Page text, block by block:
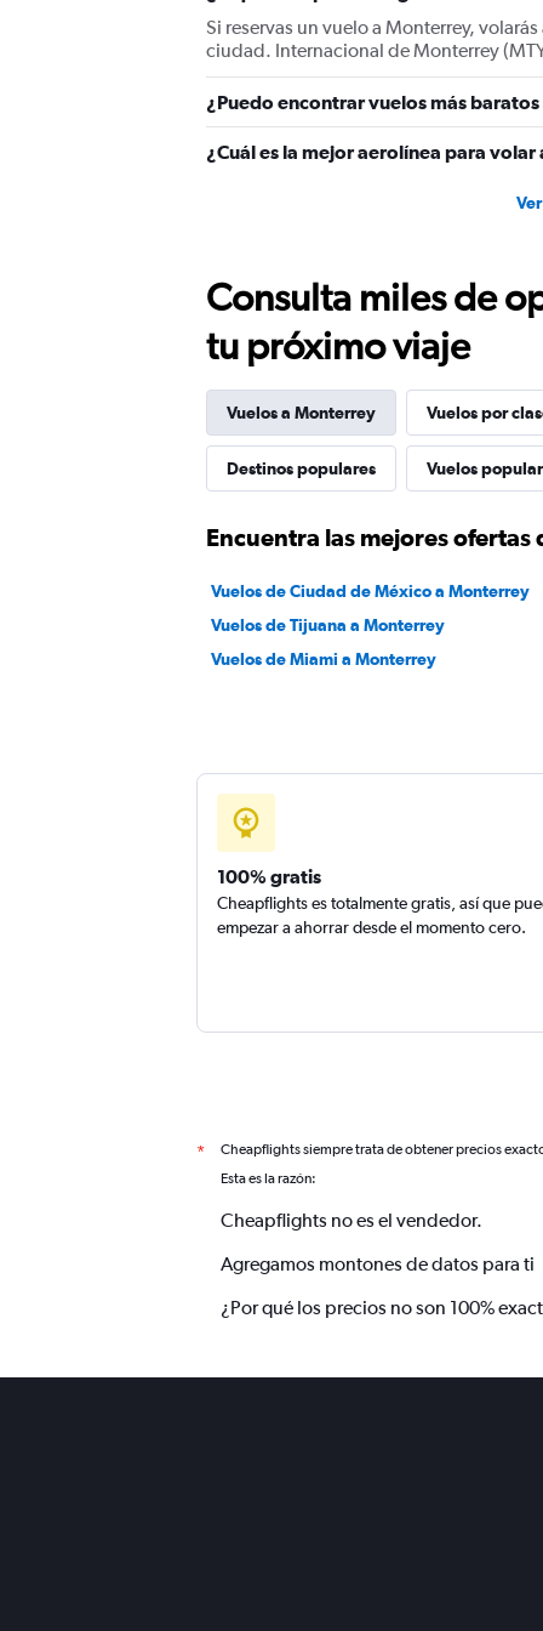
values.
Range:
0
to
1500.
Si reservas un vuelo a Monterrey,
ciudad. Internacional de Monterrey
¿Puedo encontrar vuelos más
¿Cuál es la mejor aerolínea para
Consulta miles de
tu próximo viaje
Vuelos a Monterrey Vuelos por
Destinos populares Vuelos
Encuentra las mejores
Vuelos de Ciudad de México a Monterrey
Vuelos de Tijuana a Monterrey
Vuelos de Miami a Monterrey
100% gratis
Cheapflights es totalmente gratis, así que
empezar a ahorrar desde el momento cero.
* Cheapflights siempre trata de obtener precios
Esta es la razón:
Cheapflights no es el vendedor.
Agregamos montones de datos para ti
¿Por qué los precios no son 100%